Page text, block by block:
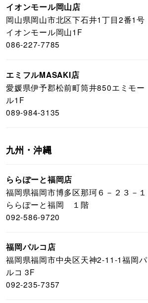
イオンモール岡山店
岡山県岡山市北区下石井1丁目2番1号
イオンモール岡山1F
086-227-7785
エミフルMASAKI店
愛媛県伊予郡松前町筒井850エミモー
ル1F
089-984-3135
九州・沖縄
ららぽーと福岡店
福岡県福岡市博多区那珂６－２３－１
ららぽーと福岡 １階
092-586-9720
福岡パルコ店
福岡県福岡市中央区天神2-11-1福岡パ
ルコ 3F
092-235-7357